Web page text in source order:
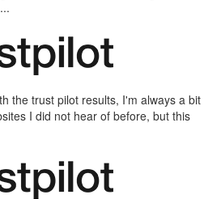
the trust pilot results, I'm always a bit
I did not hear of before, but this